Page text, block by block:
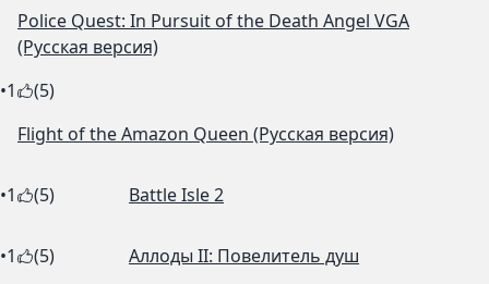
Police Quest: In Pursuit of the Death Angel VGA
(Русская версия)
•1
(5)
Flight of the Amazon Queen (Русская версия)
•1 (5) Battle Isle 2
•1 (5) Аллоды II: Повелитель душ